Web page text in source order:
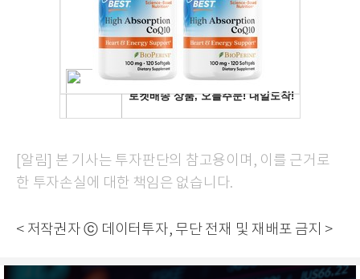
[알림] 본 기사는 투자판단의 참고용이며, 이를 근거로
한 투자손실에 대한 책임은 없습니다.
< 저작권자 ⓒ 데이터투자, 무단 전재 및 재배포 금지 >